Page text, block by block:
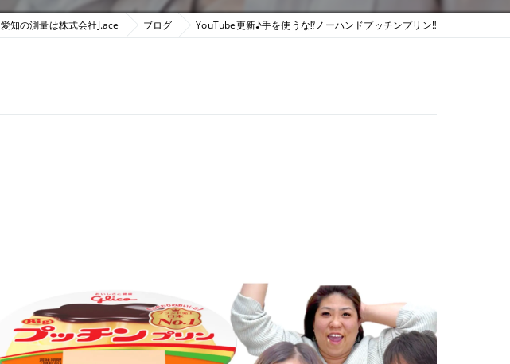
愛知の測量は株式会社J.ace ブログ YouTube更新♪手を使うな⁉︎ノーハンドプッチンプリン‼︎